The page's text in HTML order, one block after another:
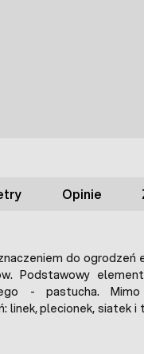
Opinie
do ogrodzeń
Podstawowy
- pastucha.
linek, plecionek, siatek